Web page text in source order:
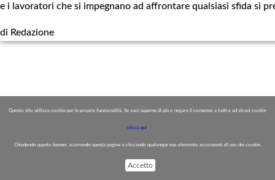
Questo sito utilizza cookie per le proprie funzionalità. Se vuoi saperne di più o negare il consenso a tutti o ad alcuni cookie
clicca qui.
Chiudendo questo banner, scorrendo questa pagina o cliccando qualunque suo elemento acconsenti all uso dei cookie.
Accetto
e i lavoratori che si impegnano ad affrontare qualsiasi sfida si
di Redazione